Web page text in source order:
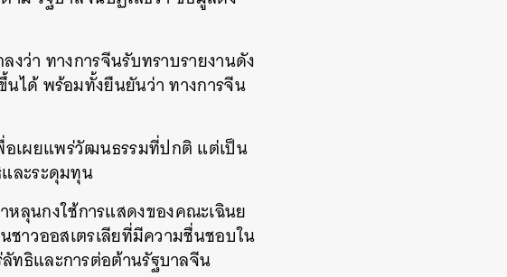
งว่า ทางการจีนรับทราบรายงานดัง
ได้ พร้อมทั้งยืนยันว่า ทางการจีน
อเผยแพร่วัฒนธรรมที่ปกติ แต่เป็น
ละระดุมทุน
ลุนกงใช้การแสดงของคณะเฉินย
ชาวออสเตรเลียที่มีความชื่นชอบใน
ทธิและการต่อต้านรัฐบาลจีน